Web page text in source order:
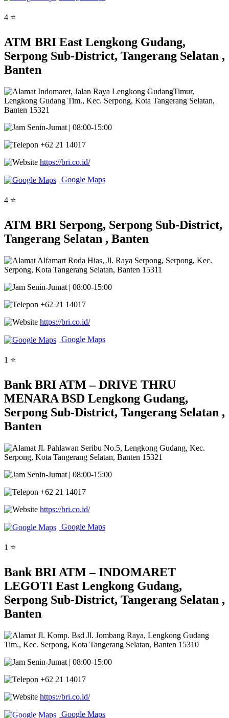
4 ⭐
ATM BRI East Lengkong Gudang,
Serpong Sub-District, Tangerang Selatan ,
Banten
Indomaret, Jalan Raya Lengkong GudangTimur,
Lengkong Gudang Tim., Kec. Serpong, Kota Tangerang Selatan,
Banten 15321
Senin-Jumat | 08:00-15:00
+62 21 14017
https://bri.co.id/
Google Maps
4 ⭐
ATM BRI Serpong, Serpong Sub-District,
Tangerang Selatan , Banten
Alfamart Roda Hias, Jl. Raya Serpong, Serpong, Kec.
Serpong, Kota Tangerang Selatan, Banten 15311
Senin-Jumat | 08:00-15:00
+62 21 14017
https://bri.co.id/
Google Maps
1 ⭐
Bank BRI ATM – DRIVE THRU
MENARA BSD Lengkong Gudang,
Serpong Sub-District, Tangerang Selatan ,
Banten
Jl. Pahlawan Seribu No.5, Lengkong Gudang, Kec.
Serpong, Kota Tangerang Selatan, Banten 15321
Senin-Jumat | 08:00-15:00
+62 21 14017
https://bri.co.id/
Google Maps
1 ⭐
Bank BRI ATM – INDOMARET
LEGOTI East Lengkong Gudang,
Serpong Sub-District, Tangerang Selatan ,
Banten
Jl. Komp. Bsd Jl. Jombang Raya, Lengkong Gudang
Tim., Kec. Serpong, Kota Tangerang Selatan, Banten 15310
Senin-Jumat | 08:00-15:00
+62 21 14017
https://bri.co.id/
Google Maps